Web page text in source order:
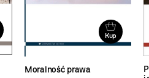
Kup
Moralność prawa